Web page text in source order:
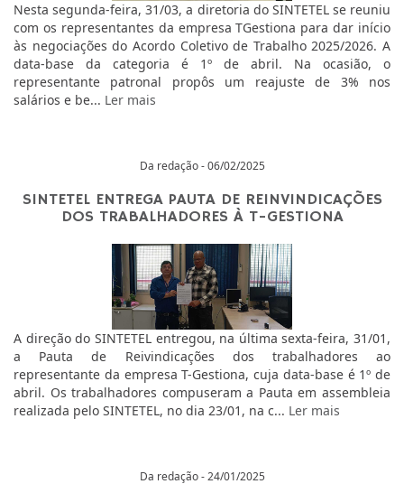
Nesta segunda-feira, 31/03, a diretoria do SINTETEL se reuniu
com os representantes da empresa TGestiona para dar início
às negociações do Acordo Coletivo de Trabalho 2025/2026. A
data-base da categoria é 1º de abril. Na ocasião, o
representante patronal propôs um reajuste de 3% nos
salários e be... Ler mais
Da redação - 06/02/2025
SINTETEL ENTREGA PAUTA DE REINVINDICAÇÕES
DOS TRABALHADORES À T-GESTIONA
A direção do SINTETEL entregou, na última sexta-feira, 31/01,
a Pauta de Reivindicações dos trabalhadores ao
representante da empresa T-Gestiona, cuja data-base é 1º de
abril. Os trabalhadores compuseram a Pauta em assembleia
realizada pelo SINTETEL, no dia 23/01, na c... Ler mais
Da redação - 24/01/2025